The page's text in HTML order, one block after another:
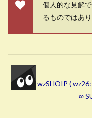
個人的な見解
るものではあり
wzSHOIP (
∞